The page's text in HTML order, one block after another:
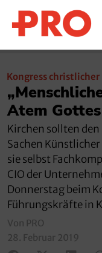
Kongress
Atem
Kirchen sollten
Sachen
sie selbst
CIO der
Donnerstag beim
Führungskräfte in
Von PRO
28. Februar 2019